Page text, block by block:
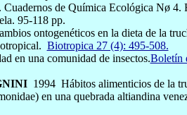
de Química Ecológica Nø 4.
95-118 pp.
ontogenéticos en la dieta de la
Biotropica 27 (4): 495-508.
en una comuni­dad de insectos.Boletín
1994 Hábitos alimenticios de la
en una quebrada altiandina